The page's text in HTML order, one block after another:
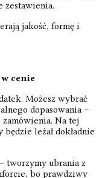
zestawienia.
jakość, formę i
cenie
Możesz wybrać
dopasowania –
Na tej
leżał dokładnie
tworzymy ubrania z
bo prawdziwy